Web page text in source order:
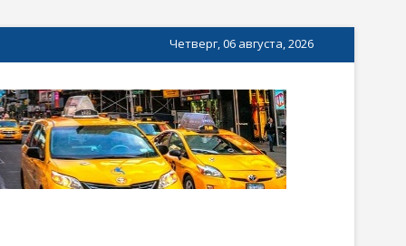
Четверг, 06 августа, 2026